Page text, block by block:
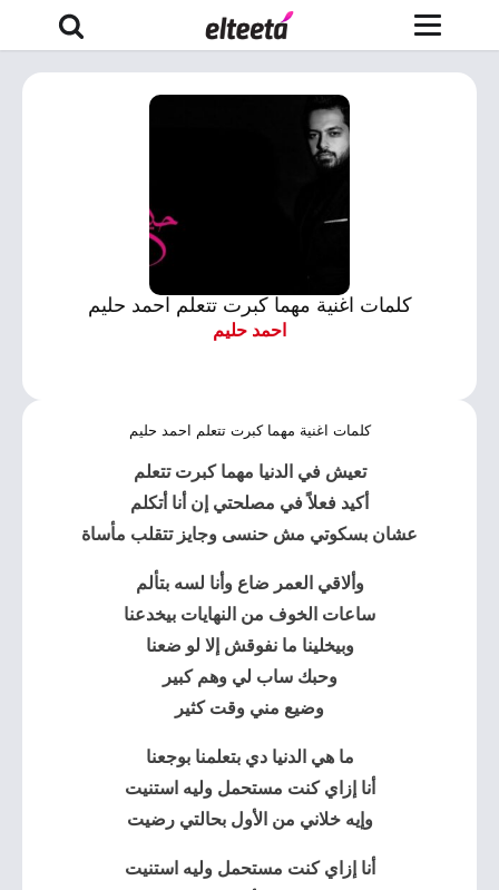
كلمات اغنية مهما كبرت تتعلم احمد حليم
احمد حليم
كلمات اغنية مهما كبرت تتعلم احمد حليم
تعيش في الدنيا مهما كبرت تتعلم
أكيد فعلاً في مصلحتي إن أنا أتكلم
عشان بسكوتي مش حنسى وجايز تتقلب مأساة
وألاقي العمر ضاع وأنا لسه بتألم
ساعات الخوف من النهايات بيخدعنا
وبيخلينا ما نفوقش إلا لو ضعنا
وحبك ساب لي وهم كبير
وضيع مني وقت كثير
ما هي الدنيا دي بتعلمنا بوجعنا
أنا إزاي كنت مستحمل وليه استنيت
وإيه خلاني من الأول بحالتي رضيت
أنا إزاي كنت مستحمل وليه استنيت